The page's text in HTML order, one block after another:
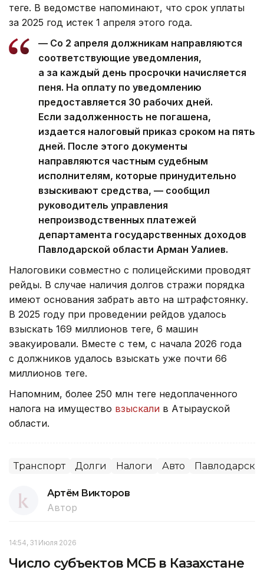
теңге. В ведомстве напоминают, что срок уплаты
за 2025 год истек 1 апреля этого года.
— Со 2 апреля должникам направляются
соответствующие уведомления,
а за каждый день просрочки начисляется
пеня. На оплату по уведомлению
предоставляется 30 рабочих дней.
Если задолженность не погашена,
издается налоговый приказ сроком на пять
дней. После этого документы
направляются частным судебным
исполнителям, которые принудительно
взыскивают средства, — сообщил
руководитель управления
непроизводственных платежей
департамента государственных доходов
Павлодарской области Арман Уалиев.
Налоговики совместно с полицейскими проводят
рейды. В случае наличия долгов стражи порядка
имеют основания забрать авто на штрафстоянку.
В 2025 году при проведении рейдов удалось
взыскать 169 миллионов теңге, 6 машин
эвакуировали. Вместе с тем, с начала 2026 года
с должников удалось взыскать уже почти 66
миллионов теңге.
Напомним, более 250 млн теңге недоплаченного
налога на имущество взыскали в Атырауской
области.
Транспорт Долги Налоги Авто
Артём Викторов
Автор
14:54, 31 Июля 2026
Число субъектов МСБ в Казахстане